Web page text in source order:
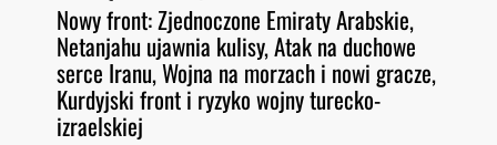
Nowy front: Zjednoczone Emiraty Arabskie,
Netanjahu ujawnia kulisy, Atak na duchowe
serce Iranu, Wojna na morzach i nowi gracze,
Kurdyjski front i ryzyko wojny turecko-
izraelskiej